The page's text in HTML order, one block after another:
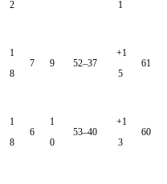
2
1
1
8
7 9 52–37
+1
5
61
1
8
6
1
0
53–40
+1
3
60